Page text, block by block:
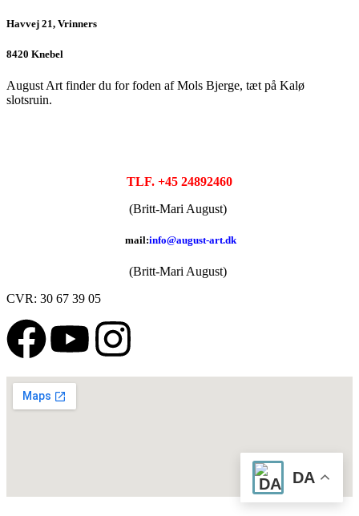
Havvej 21, Vrinners
8420 Knebel
August Art finder du for foden af Mols Bjerge, tæt på Kalø
slotsruin.
TLF. +45 24892460
(Britt-Mari August)
mail:info@august-art.dk
(Britt-Mari August)
CVR: 30 67 39 05
DA